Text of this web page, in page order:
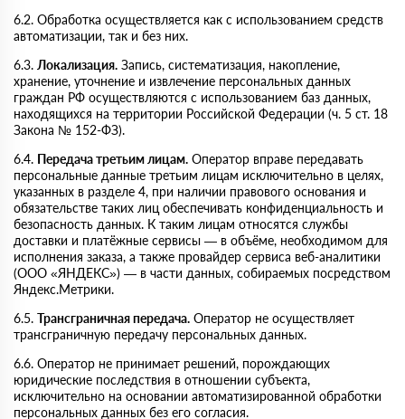
6.2. Обработка осуществляется как с использованием средств
автоматизации, так и без них.
6.3. Локализация. Запись, систематизация, накопление,
хранение, уточнение и извлечение персональных данных
граждан РФ осуществляются с использованием баз данных,
находящихся на территории Российской Федерации (ч. 5 ст. 18
Закона № 152-ФЗ).
6.4. Передача третьим лицам. Оператор вправе передавать
персональные данные третьим лицам исключительно в целях,
указанных в разделе 4, при наличии правового основания и
обязательстве таких лиц обеспечивать конфиденциальность и
безопасность данных. К таким лицам относятся службы
доставки и платёжные сервисы — в объёме, необходимом для
исполнения заказа, а также провайдер сервиса веб-аналитики
(ООО «ЯНДЕКС») — в части данных, собираемых посредством
Яндекс.Метрики.
6.5. Трансграничная передача. Оператор не осуществляет
трансграничную передачу персональных данных.
6.6. Оператор не принимает решений, порождающих
юридические последствия в отношении субъекта,
исключительно на основании автоматизированной обработки
персональных данных без его согласия.